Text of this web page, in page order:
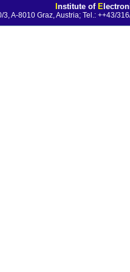
Institute of E
3, A-8010 Graz, Austria; Tel.: ++43/